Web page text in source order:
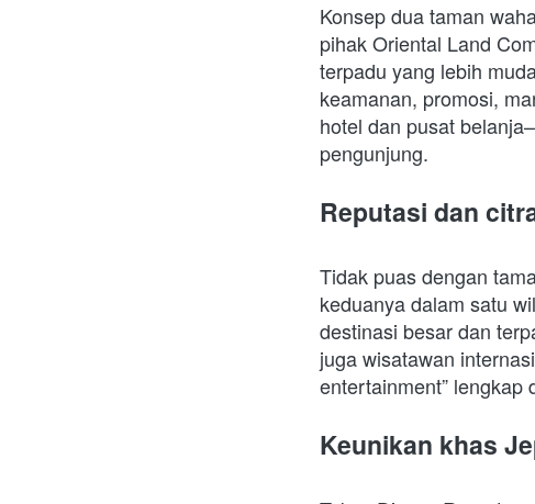
Konsep dua taman
pihak Oriental Land
terpadu yang lebih
keamanan, promosi,
hotel dan pusat
pengunjung.
Reputasi dan
Tidak puas dengan
keduanya dalam satu
destinasi besar dan
juga wisatawan
entertainment”
Keunikan khas